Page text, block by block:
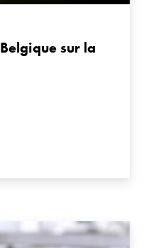
sur la